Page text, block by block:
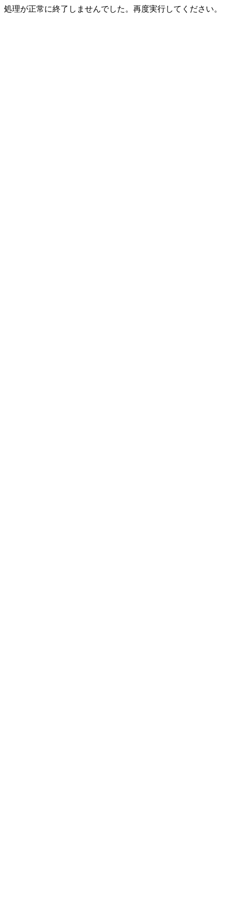
処理が正常に終了しませんでした。再度実行してください。